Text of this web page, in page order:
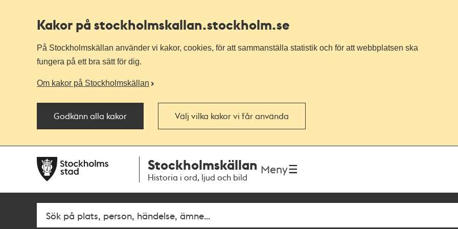
Kakor på stockholmskallan.stockholm.se
På Stockholmskällan använder vi kakor, cookies, för att sammanställa statistik och för att webbplatsen ska
fungera på ett bra sätt för dig.
Om kakor på Stockholmskällan
Godkänn alla kakor Välj vilka kakor vi får använda
navigationen
huvudinnehållet
Stockholmskällan
Historia i ord, ljud och bild
Meny
SökFritextsök